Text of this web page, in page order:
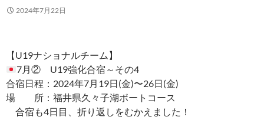
2024年7月22日
【U19ナショナルチーム】
7月② U19強化合宿～その4
合宿日程：2024年7月19日(金)〜26日(金)
場 所：福井県久々子湖ボートコース
合宿も4日目、折り返しをむかえました！